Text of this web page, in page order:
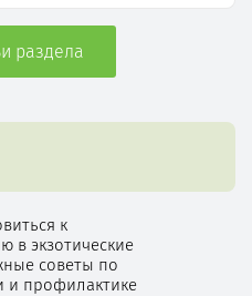
раздела
к
в экзотические
советы по
и профилактике